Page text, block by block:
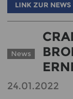
LINK ZUR NEWS
News
24.01.2022